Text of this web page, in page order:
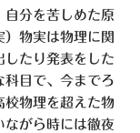
自分を苦しめた原
）物実は物理に関
したり発表をした
科目で、今までろ
校物理を超えた物
ながら時には徹夜